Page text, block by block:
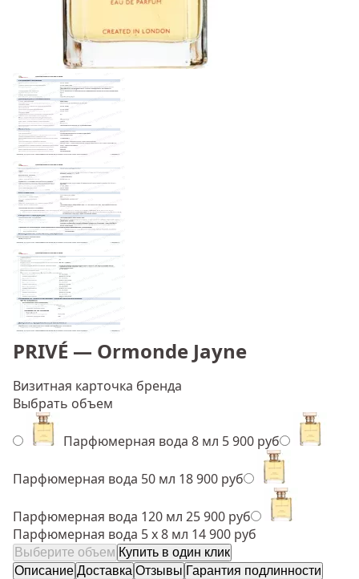
PRIVÉ — Ormonde Jayne
Визитная карточка бренда
Выбрать объем
Парфюмерная вода 8 мл 5 900 руб
Парфюмерная вода 50 мл 18 900 руб
Парфюмерная вода 120 мл 25 900 руб
Парфюмерная вода 5 х 8 мл 14 900 руб
Выберите объем Купить в один клик
Описание Доставка Отзывы Гарантия подлинности